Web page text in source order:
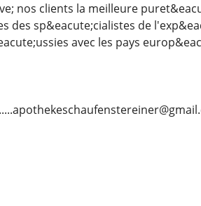
nos clients la meilleure
des sp&eacute;cialistes de
avec les pays